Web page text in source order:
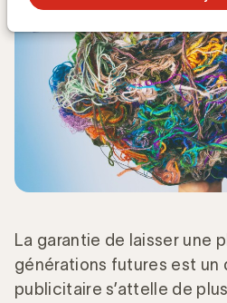
La garantie de laisser une
générations futures est un
publicitaire s’attelle de